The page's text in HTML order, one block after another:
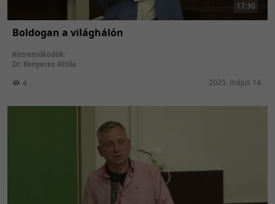
17:30
Boldogan a világhálón
Közreműködők:
Dr. Kenyeres Attila
4 2025. május 14.